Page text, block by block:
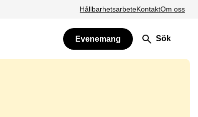
HållbarhetsarbeteKontaktOm oss
Evenemang Sök